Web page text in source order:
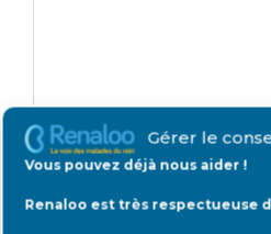
Gérer le
Vous pouvez déjà nous aider !
Renaloo est très respectueuse